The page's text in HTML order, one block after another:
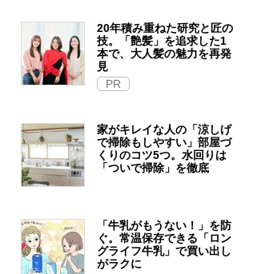
20年積み重ねた研究と匠の
技。「艶髪」を追求した1
本で、大人髪の魅力を再発
見
PR
家がキレイな人の「涼しげ
で掃除もしやすい」部屋づ
くりのコツ5つ。水回りは
「ついで掃除」を徹底
「牛乳がもうない！」を防
ぐ。常温保存できる「ロン
グライフ牛乳」で買い出し
がラクに